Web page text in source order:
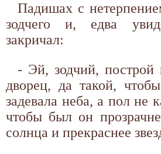
Падишах с
зодчего и, едва
закричал:
- Эй, зодчий,
дворец, да такой,
задевала неба, а пол не
чтобы был он
солнца и прекраснее